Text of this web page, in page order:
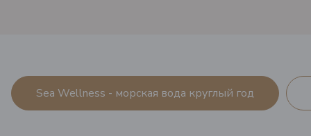
Sea Wellness - морская вода круглый год